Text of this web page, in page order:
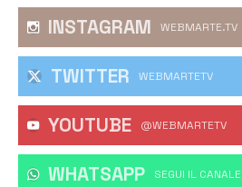
INSTAGRAM WEBMARTE.TV
TWITTER WEBMARTETV
YOUTUBE @WEBMARTETV
WHATSAPP ‎SEGUI IL CANALE